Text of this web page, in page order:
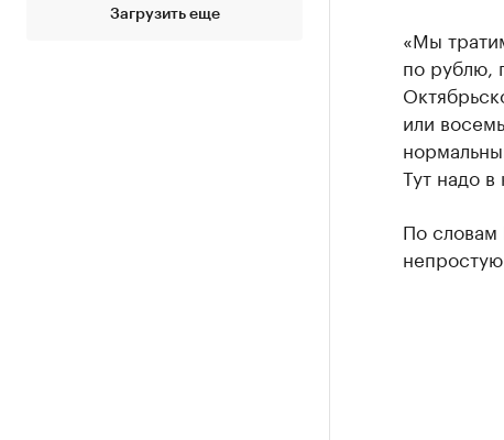
Загрузить еще
«Мы
по рублю,
или
Тут надо в
По словам